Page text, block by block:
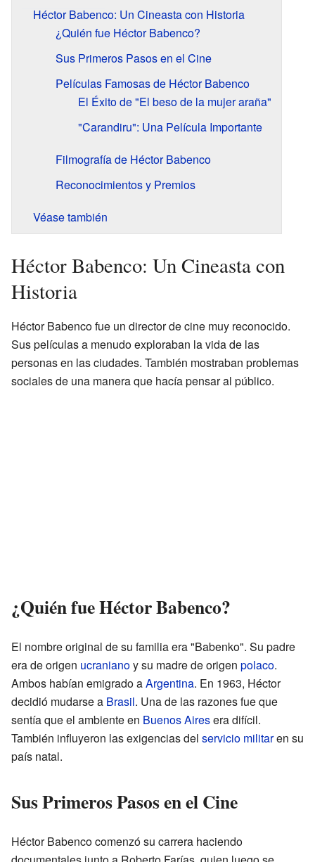
Héctor Babenco: Un Cineasta con Historia
¿Quién fue Héctor Babenco?
Sus Primeros Pasos en el Cine
Películas Famosas de Héctor Babenco
El Éxito de "El beso de la mujer araña"
"Carandiru": Una Película Importante
Filmografía de Héctor Babenco
Reconocimientos y Premios
Véase también
Héctor Babenco: Un Cineasta con
Historia
Héctor Babenco fue un director de cine muy reconocido.
Sus películas a menudo exploraban la vida de las
personas en las ciudades. También mostraban problemas
sociales de una manera que hacía pensar al público.
¿Quién fue Héctor Babenco?
El nombre original de su familia era "Babenko". Su padre
era de origen ucranianoy su madre de origen polaco.
Ambos habían emigrado aArgentina. En 1963, Héctor
decidió mudarse a Brasil. Una de las razones fue que
sentía que el ambiente en Buenos Airesera difícil.
También influyeron las exigencias del servicio militaren su
país natal.
Sus Primeros Pasos en el Cine
Héctor Babenco comenzó su carrera haciendo